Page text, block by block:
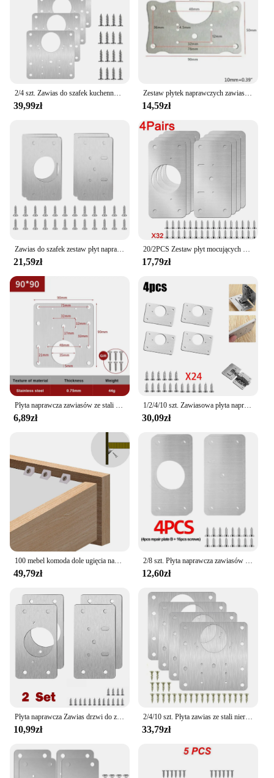
design and style of the sets are sleek and modern,
which means they blend seamlessly with any
furniture style. The sets are easy to use, even for
those without extensive repair experience. The
included parts are designed to be user-friendly,
ensuring that anyone can complete a repair with
confidence.
**Reliable and Long-Lasting**
The quality of the materials used in the naprawa
mebli sets is unmatched. The steel components are
robust, while the plastic parts are durable and
resistant to wear. The performance and property of
these sets are designed to ensure that the repairs
last, giving you peace of mind that your furniture is
in good hands. The sets are not just about fixing a
problem; they are about providing a long-term
solution. Whether you're a professional looking to
expand your toolkit or an individual in need of a
reliable repair solution, these sets are an excellent
choice.
39,99zł
Zestaw płytek naprawczych zawiasów szafek Płyta naprawcza zawiasów ze stali nierdzewnej do ochrony drewnianych drzwi szafki kuchennej
14,59zł
21,59zł 17,79zł
6,89zł
1/2/4/10 szt. Zawiasowa płyta naprawcza zawias ze stali nierdzewnej mocująca szafka do mebli szuflady Scharnier akcesoria sprzętowe
30,09zł
100 mebel komoda dole ugięcia naprawy mebli Refinish klina uchwyt narożny zestaw wkrętów
49,79zł
2/8 szt. Płyta naprawcza zawiasów drzwi szafki narzędzie do montażu zawiasów meble okucia do szafek zestawy płytek mocujących zawias ze stali nierdzewnej
12,60zł
Płyta naprawcza Zawias drzwi do zamykania szafek Zawiasy do mocowania drzwi szafki Narzędzie do naprawy kuchni Technologia płytek ze stali nierdzewnej
10,99zł
2/4/10 szt. Płyta zawias ze stali nierdzewnej szafka meble do szuflady zawias do naprawy sprzęt gospodarstwa domowego zawiasów
33,79zł